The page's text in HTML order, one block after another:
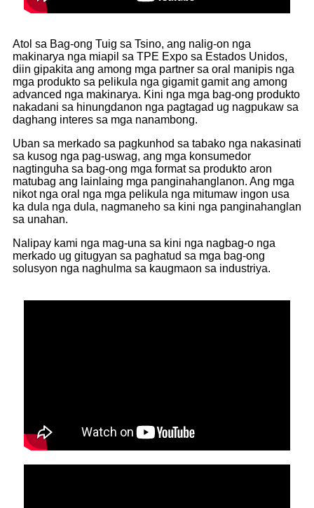
Atol sa Bag-ong Tuig sa Tsino, ang nalig-on nga
makinarya nga miapil sa TPE Expo sa Estados Unidos,
diin gipakita ang among mga partner sa oral manipis nga
mga produkto sa pelikula nga gigamit gamit ang among
advanced nga makinarya. Kini nga mga bag-ong produkto
nakadani sa hinungdanon nga pagtagad ug nagpukaw sa
daghang interes sa mga nanambong.
Uban sa merkado sa pagkunhod sa tabako nga nakasinati
sa kusog nga pag-uswag, ang mga konsumedor
nagtinguha sa bag-ong mga format sa produkto aron
matubag ang lainlaing mga panginahanglanon. Ang mga
nikot nga oral nga mga pelikula nga mitumaw ingon usa
ka dula nga dula, nagmaneho sa kini nga panginahanglan
sa unahan.
Nalipay kami nga mag-una sa kini nga nagbag-o nga
merkado ug gitugyan sa paghatud sa mga bag-ong
solusyon nga naghulma sa kaugmaon sa industriya.